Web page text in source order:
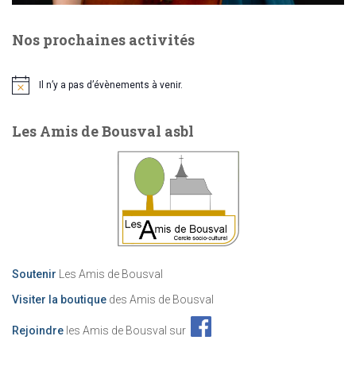
Nos prochaines activités
NoticeIl n’y a pas d’évènements à venir.
Les Amis de Bousval asbl
Soutenir Les Amis de Bousval
Visiter la boutique des Amis de Bousval
Rejoindre les Amis de Bousval sur